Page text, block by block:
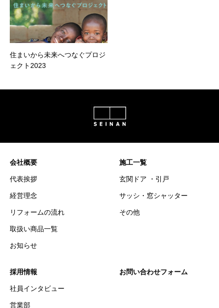
住まいから未来へつなぐプロジ
ェクト2023
会社概要
代表挨拶
経営理念
リフォームの流れ
取扱い商品一覧
お知らせ
施工一覧
玄関ドア ・引戸
サッシ・窓シャッター
その他
採用情報
社員インタビュー
営業部
お問い合わせフォーム